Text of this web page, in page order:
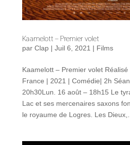
Kaamelott – Premier volet
par Clap| Juil 6, 2021 | Films
Kaamelott – Premier volet
France | 2021 | Comédie| 2h
20h30Lun. 16 août – 18h15 Le
Lac et ses mercenaires saxons
le royaume de Logres. Les Dieux,...